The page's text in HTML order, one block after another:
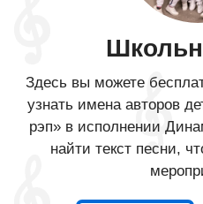
Здесь вы можете
узнать имена авторов
рэп» в исполнении
найти текст песни,